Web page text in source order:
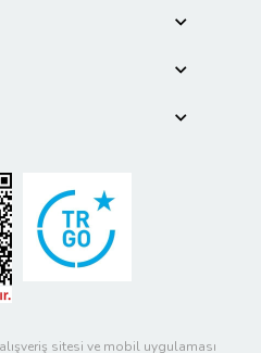
sitesi ve mobil uygulaması